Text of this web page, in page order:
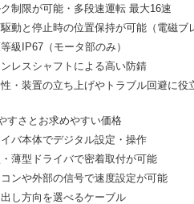
ク制限が可能・多段速運転 最大16速
駆動と停止時の位置保持が可能（電磁ブ
等級IP67（モータ部のみ）
ンレスシャフトによる高い防錆
性・装置の立ち上げやトラブル回避に
すさとお求めやすい価格
イバ本体でデジタル設定・操作
・薄型ドライバで密着取付が可能
コンや外部の信号で速度設定が可能
出し方向を選べるケーブル